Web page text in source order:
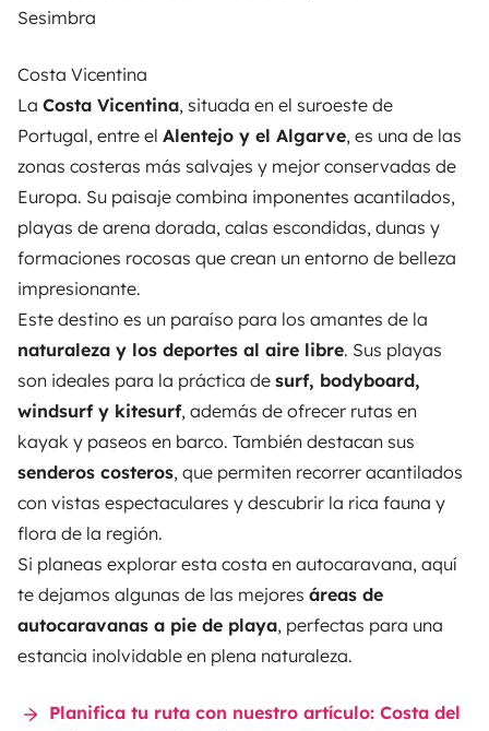
Sesimbra
Costa Vicentina
La Costa Vicentina, situada en el suroeste de
Portugal, entre el Alentejo y el Algarve, es una de las
zonas costeras más salvajes y mejor conservadas de
Europa. Su paisaje combina imponentes acantilados,
playas de arena dorada, calas escondidas, dunas y
formaciones rocosas que crean un entorno de belleza
impresionante.
Este destino es un paraíso para los amantes de la
naturaleza y los deportes al aire libre. Sus playas
son ideales para la práctica de surf, bodyboard,
windsurf y kitesurf, además de ofrecer rutas en
kayak y paseos en barco. También destacan sus
senderos costeros, que permiten recorrer acantilados
con vistas espectaculares y descubrir la rica fauna y
flora de la región.
Si planeas explorar esta costa en autocaravana, aquí
te dejamos algunas de las mejores áreas de
autocaravanas a pie de playa, perfectas para una
estancia inolvidable en plena naturaleza.
Planifica tu ruta con nuestro artículo: Costa del